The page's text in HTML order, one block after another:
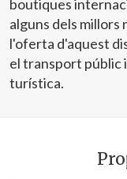
boutiques
alguns dels
l'oferta d'aquest
el transport públic
turística.